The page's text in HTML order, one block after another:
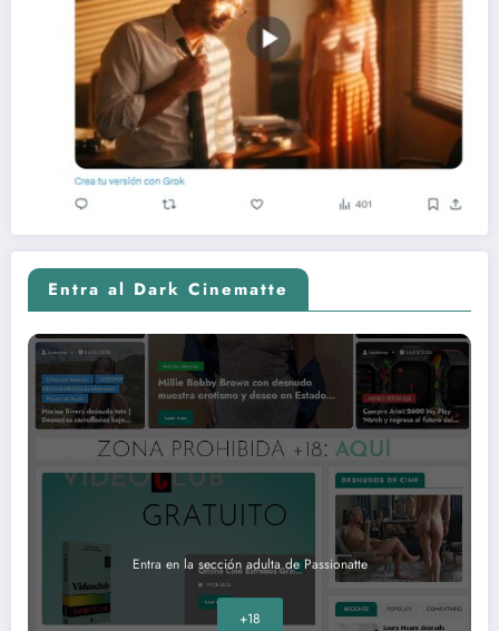
Entra al Dark Cinematte
Entra en la sección adulta de Passionatte
+18